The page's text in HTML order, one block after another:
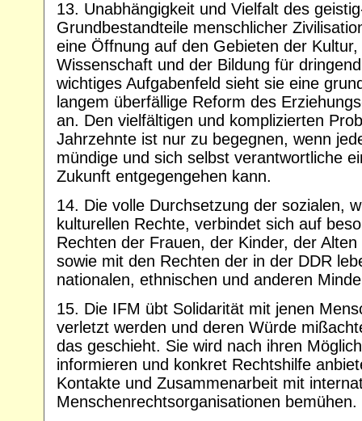
13. Unabhängigkeit und Vielfalt des
Grundbestandteile menschlicher
eine Öffnung auf den Gebieten der
Wissenschaft und der Bildung für
wichtiges Aufgabenfeld sieht sie eine
langem überfällige Reform des
an. Den vielfältigen und komplizierten
Jahrzehnte ist nur zu begegnen, wenn
mündige und sich selbst verantwortliche
Zukunft entgegengehen kann.
14. Die volle Durchsetzung der sozialen,
kulturellen Rechte, verbindet sich auf
Rechten der Frauen, der Kinder, der
sowie mit den Rechten der in der DDR
nationalen, ethnischen und anderen
15. Die IFM übt Solidarität mit jenen
verletzt werden und deren Würde
das geschieht. Sie wird nach ihren
informieren und konkret Rechtshilfe
Kontakte und Zusammenarbeit mit
Menschenrechtsorganisationen bemühen.